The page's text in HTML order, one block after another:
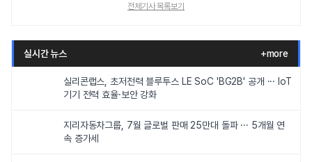
전체기사 목록보기
실시간 뉴스 +more
실리콘랩스, 초저전력 블루투스 LE SoC 'BG2B' 공개 ··· IoT
기기 전력 효율·보안 강화
지리자동차그룹, 7월 글로벌 판매 25만대 돌파 ··· 5개월 연
속 증가세